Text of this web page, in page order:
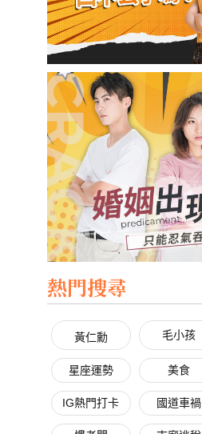
熱門搜尋
黃仁勳 毛小孩
星座運勢 美食
IG熱門打卡 國道車禍